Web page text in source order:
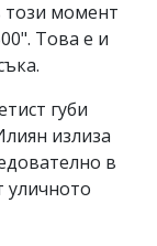
този момент
Това е и
губи
излиза
в
уличното